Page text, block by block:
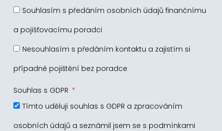
Souhlasím s předáním osobních údajů finančnímu
a pojišťovacímu poradci
Nesouhlasím s předáním kontaktu a zajistím si
případné pojištění bez poradce
Souhlas s GDPR
Tímto uděluji souhlas s GDPR a zpracováním
osobních údajů a seznámil jsem se s podmínkami